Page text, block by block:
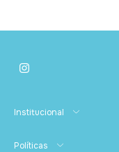
Institucional
Políticas